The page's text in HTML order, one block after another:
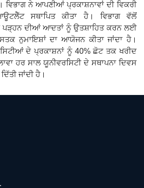
ਵਿਭਾਗ ਨੇ ਆਪਣੀਆਂ ਪ੍ਰਕਾਸ਼ਨਾਵਾਂ ਦੀ ਵਿਕਰੀ
ਸਥਾਪਿਤ ਕੀਤਾ ਹੈ। ਵਿਭਾਗ ਵੱਲੋਂ
ਪੜ੍ਹਨ ਦੀਆਂ ਆਦਤਾਂ ਨੂੰ ਉਤਸ਼ਾਹਿਤ ਕਰਨ ਲਈ
ਨੁਮਾਇਸ਼ਾਂ ਦਾ ਆਯੋਜਨ ਕੀਤਾ ਜਾਂਦਾ ਹੈ।
ਦੇ ਪ੍ਰਕਾਸ਼ਨਾਂ ਨੂੰ 40% ਛੋਟ ਤਕ ਖਰੀਦ
ਹਰ ਸਾਲ ਯੂਨੀਵਰਸਿਟੀ ਦੇ ਸਥਾਪਨਾ ਦਿਵਸ
ਜਾਂਦੀ ਹੈ।